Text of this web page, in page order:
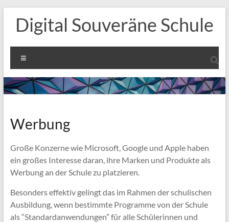
Inhalt
springen
Digital Souveräne Schule
Werbung
Große Konzerne wie Microsoft, Google und Apple haben
ein großes Interesse daran, ihre Marken und Produkte als
Werbung an der Schule zu platzieren.
Besonders effektiv gelingt das im Rahmen der schulischen
Ausbildung, wenn bestimmte Programme von der Schule
als “Standardanwendungen” für alle Schülerinnen und